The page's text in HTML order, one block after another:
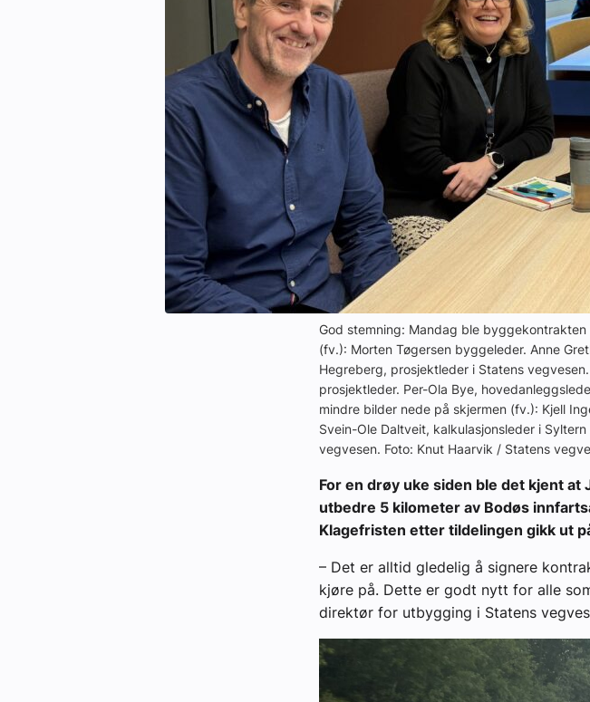
Bransjekommentar
Nyheter
Aktuelle prosjekter
God stemning: Mandag ble
(fv.): Morten Tøgersen byggeleder. Anne
Hegreberg, prosjektleder i Statens
prosjektleder. Per-Ola Bye,
mindre bilder nede på skjermen (fv.): Kjell
Svein-Ole Daltveit, kalkulasjonsleder i
vegvesen. Foto: Knut Haarvik / Statens
For en drøy uke siden ble det kjent at
utbedre 5 kilometer av Bodøs
Klagefristen etter tildelingen gikk ut
– Det er alltid gledelig å signere
kjøre på. Dette er godt nytt for alle
direktør for utbygging i Statens